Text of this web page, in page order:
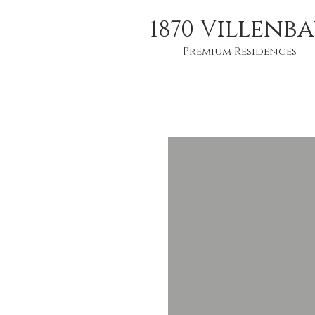
1870 V
Premium Residences